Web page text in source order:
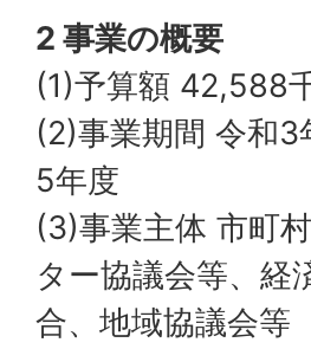
2 事業の概要
(1)予算額 42,588
(2)事業期間 令和3
5年度
(3)事業主体 市町
ター協議会等、経
合、地域協議会等